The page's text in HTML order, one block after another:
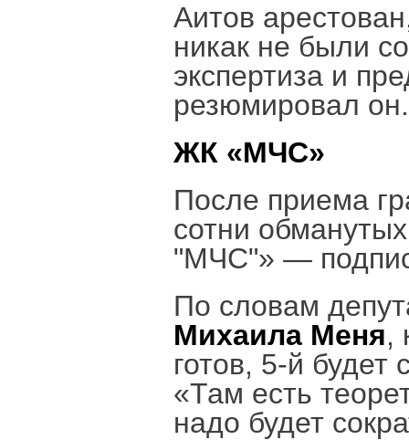
Аитов
никак не были
экспертиза и
резюмировал
ЖК «МЧС»
После приема
сотни
"МЧС"» —
По словам
Михаила Меня,
готов, 5-й
«Там есть
надо будет